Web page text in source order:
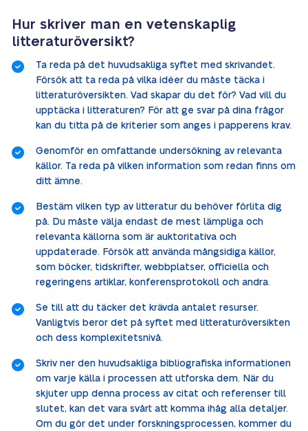
Hur skriver man en vetenskaplig
litteraturöversikt?
Ta reda på det huvudsakliga syftet med skrivandet.
Försök att ta reda på vilka idéer du måste täcka i
litteraturöversikten. Vad skapar du det för? Vad vill du
upptäcka i litteraturen? För att ge svar på dina frågor
kan du titta på de kriterier som anges i papperens krav.
Genomför en omfattande undersökning av relevanta
källor. Ta reda på vilken information som redan finns om
ditt ämne.
Bestäm vilken typ av litteratur du behöver förlita dig
på. Du måste välja endast de mest lämpliga och
relevanta källorna som är auktoritativa och
uppdaterade. Försök att använda mångsidiga källor,
som böcker, tidskrifter, webbplatser, officiella och
regeringens artiklar, konferensprotokoll och andra.
Se till att du täcker det krävda antalet resurser.
Vanligtvis beror det på syftet med litteraturöversikten
och dess komplexitetsnivå.
Skriv ner den huvudsakliga bibliografiska informationen
om varje källa i processen att utforska dem. När du
skjuter upp denna process av citat och referenser till
slutet, kan det vara svårt att komma ihåg alla detaljer.
Om du gör det under forskningsprocessen, kommer du